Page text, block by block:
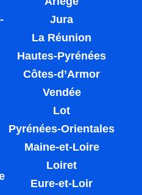
Jura
La Réunion
Hautes-Pyrénées
Côtes-d’Armor
Vendée
Lot
Pyrénées-Orientales
Maine-et-Loire
Loiret
Eure-et-Loir